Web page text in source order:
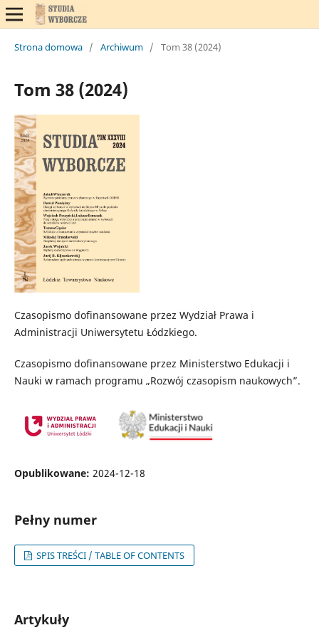
Strona domowa / Archiwum / Tom 38 (2024)
Tom 38 (2024)
Czasopismo dofinansowane przez Wydział Prawa i
Administracji Uniwersytetu Łódzkiego.
Czasopismo dofinansowane przez Ministerstwo Edukacji i
Nauki w ramach programu „Rozwój czasopism naukowych”.
Opublikowane: 2024-12-18
Pełny numer
SPIS TREŚCI / TABLE OF CONTENTS
Artykuły